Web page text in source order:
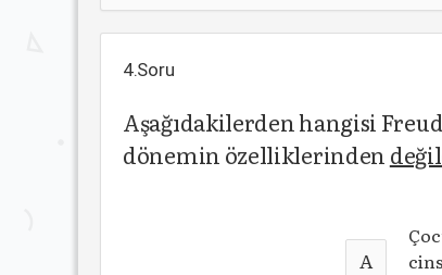
4.Soru
Aşağıdakilerden hangisi
dönemin özelliklerinden
A